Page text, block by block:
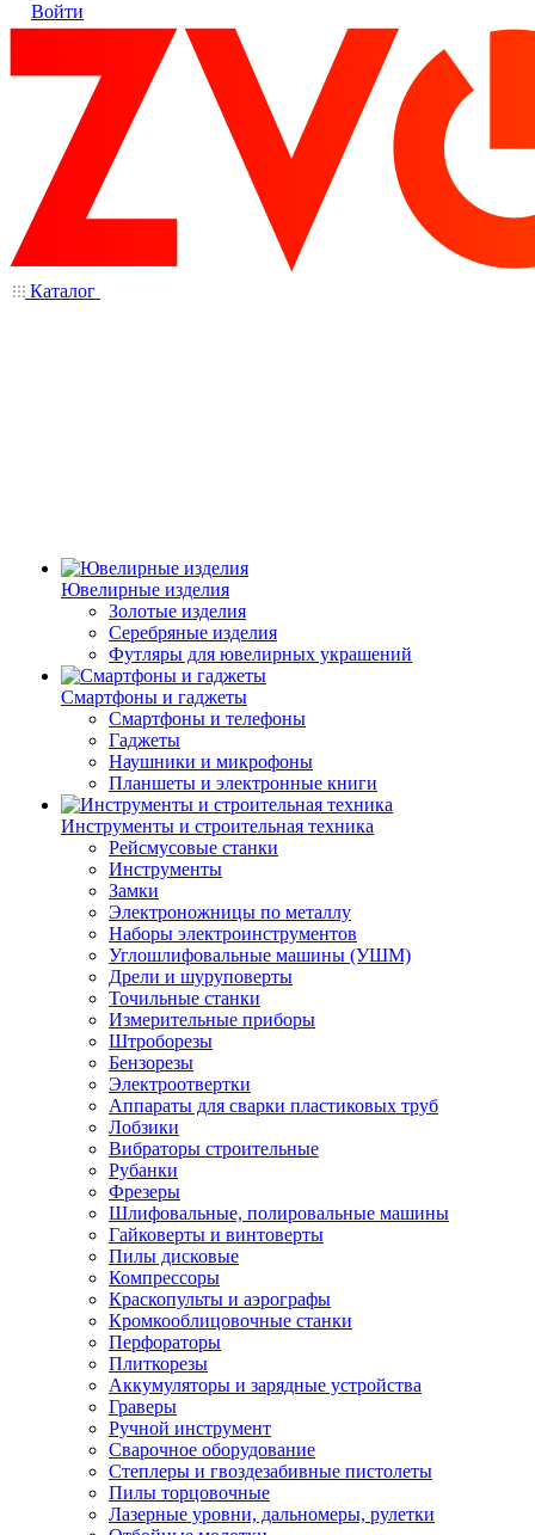
Войти
Каталог
Ювелирные изделия
Золотые изделия
Серебряные изделия
Футляры для ювелирных украшений
Смартфоны и гаджеты
Смартфоны и телефоны
Гаджеты
Наушники и микрофоны
Планшеты и электронные книги
Инструменты и строительная техника
Рейсмусовые станки
Инструменты
Замки
Электроножницы по металлу
Наборы электроинструментов
Углошлифовальные машины (УШМ)
Дрели и шуруповерты
Точильные станки
Измерительные приборы
Штроборезы
Бензорезы
Электроотвертки
Аппараты для сварки пластиковых труб
Лобзики
Вибраторы строительные
Рубанки
Фрезеры
Шлифовальные, полировальные машины
Гайковерты и винтоверты
Пилы дисковые
Компрессоры
Краскопульты и аэрографы
Кромкооблицовочные станки
Перфораторы
Плиткорезы
Аккумуляторы и зарядные устройства
Граверы
Ручной инструмент
Сварочное оборудование
Степлеры и гвоздезабивные пистолеты
Пилы торцовочные
Лазерные уровни, дальномеры, рулетки